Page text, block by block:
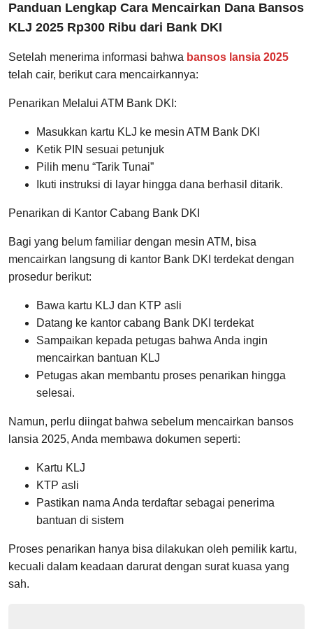
Panduan Lengkap Cara Mencairkan Dana Bansos
KLJ 2025 Rp300 Ribu dari Bank DKI
Setelah menerima informasi bahwa bansos lansia 2025
telah cair, berikut cara mencairkannya:
Penarikan Melalui ATM Bank DKI:
Masukkan kartu KLJ ke mesin ATM Bank DKI
Ketik PIN sesuai petunjuk
Pilih menu “Tarik Tunai”
Ikuti instruksi di layar hingga dana berhasil ditarik.
Penarikan di Kantor Cabang Bank DKI
Bagi yang belum familiar dengan mesin ATM, bisa
mencairkan langsung di kantor Bank DKI terdekat dengan
prosedur berikut:
Bawa kartu KLJ dan KTP asli
Datang ke kantor cabang Bank DKI terdekat
Sampaikan kepada petugas bahwa Anda ingin
mencairkan bantuan KLJ
Petugas akan membantu proses penarikan hingga
selesai.
Namun, perlu diingat bahwa sebelum mencairkan bansos
lansia 2025, Anda membawa dokumen seperti:
Kartu KLJ
KTP asli
Pastikan nama Anda terdaftar sebagai penerima
bantuan di sistem
Proses penarikan hanya bisa dilakukan oleh pemilik kartu,
kecuali dalam keadaan darurat dengan surat kuasa yang
sah.